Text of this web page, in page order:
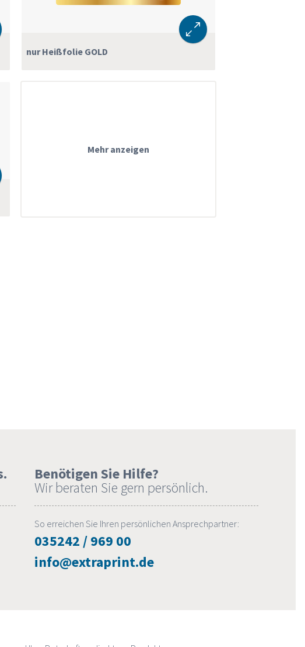
nur Heißfolie GOLD
Mehr anzeigen
Benötigen Sie Hilfe?
Wir beraten Sie gern persönlich.
So erreichen Sie Ihren persönlichen Ansprechpartner:
035242 / 969 00
info@extraprint.de